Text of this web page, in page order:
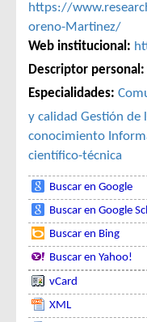
https://
oreno-Martinez/
Web institucional:
Descriptor personal:
Especialidades:
y calidad Gestión de
conocimiento
científico-técnica
Buscar en Google
Buscar en Google
Buscar en Bing
Buscar en Yahoo!
vCard
XML